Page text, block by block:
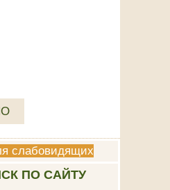
слабовидящих
ПО САЙТУ